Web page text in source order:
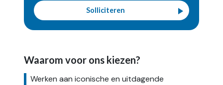
Solliciteren
Waarom voor ons kiezen?
Werken aan iconische en uitdagende